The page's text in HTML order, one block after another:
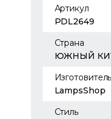
Артикул
PDL2649
Страна
ЮЖНЫЙ
Изготовитель
LampsShop
Стиль